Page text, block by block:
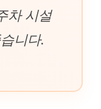
차 시설
니다.